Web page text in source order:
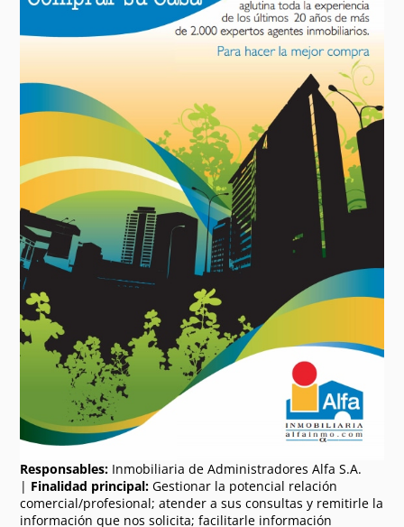
Responsables: Inmobiliaria de Administradores Alfa S.A.
| Finalidad principal: Gestionar la potencial relación
comercial/profesional; atender a sus consultas y remitirle la
información que nos solicita; facilitarle información